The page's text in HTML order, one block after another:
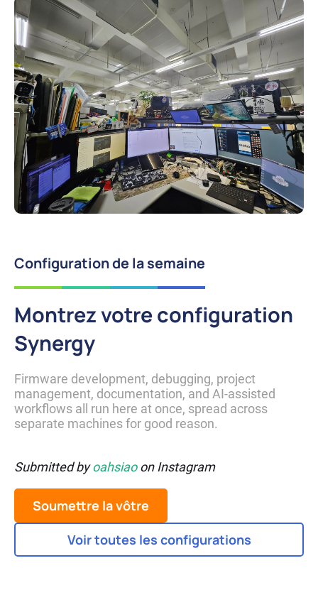
Configuration de la semaine
Montrez votre configuration
Synergy
Firmware development, debugging, project
management, documentation, and AI-assisted
workflows all run here at once, spread across
separate machines for good reason.
Submitted by oahsiao onInstagram
Soumettre la vôtre
Voir toutes les configurations